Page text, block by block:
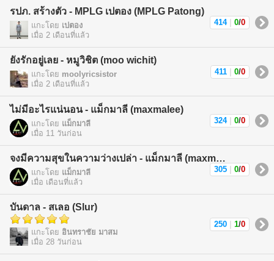
รปภ. สร้างตัว - MPLG เปตอง (MPLG Patong)
แกะโดย เปตอง
เมื่อ 2 เดือนที่แล้ว
414 0/0
ยังรักอยู่เลย - หมูวิชิต (moo wichit)
แกะโดย moolyricsistor
เมื่อ 2 เดือนที่แล้ว
411 0/0
ไม่มีอะไรแน่นอน - แม็กมาลี (maxmalee)
แกะโดย แม็กมาลี
เมื่อ 11 วันก่อน
324 0/0
จงมีความสุขในความว่างเปล่า - แม็กมาลี (maxmalee)
แกะโดย แม็กมาลี
เมื่อ เดือนที่แล้ว
305 0/0
บันดาล - สเลอ (Slur)
แกะโดย อินทราชัย มาสม
เมื่อ 28 วันก่อน
250 1/0